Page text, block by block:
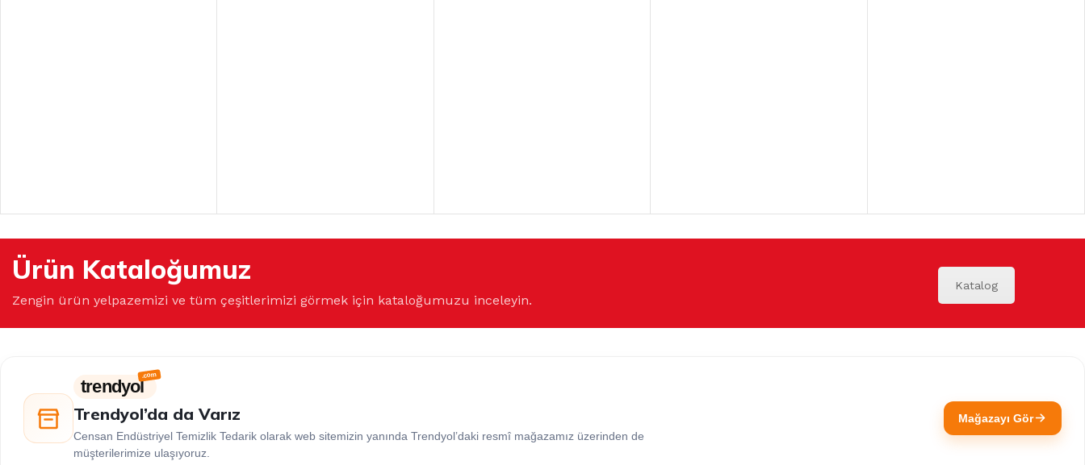
Ürün Kataloğumuz
Zengin ürün yelpazemizi ve tüm çeşitlerimizi görmek için kataloğumuzu inceleyin.
Katalog
trendyol
Trendyol’da da Varız
Censan Endüstriyel Temizlik Tedarik olarak web sitemizin yanında Trendyol’daki resmî mağazamız üzerinden de
müşterilerimize ulaşıyoruz.
Mağazayı Gör